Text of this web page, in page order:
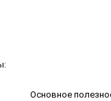
Основное